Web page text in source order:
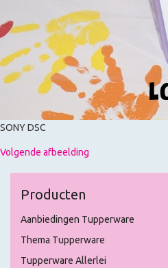
SONY DSC
Volgende afbeelding
Producten
Aanbiedingen Tupperware
Thema Tupperware
Tupperware Allerlei